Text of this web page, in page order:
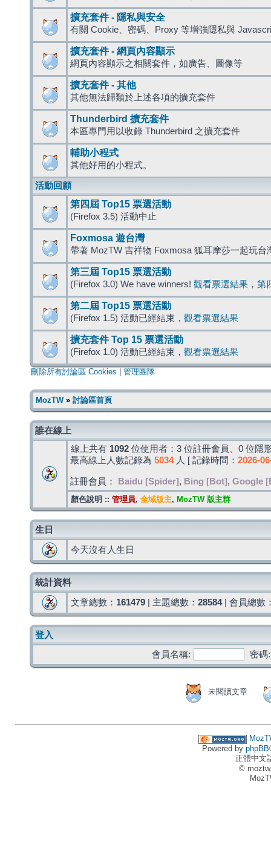
擴充套件 - 隱私與安全
有關 Cookie、密碼、Proxy 等增強隱私與
擴充套件 - 網頁內容顯示
網頁內容顯示之相關套件，如廣告、圖像等
擴充套件 - 其他
其他無法歸類於上述各項的擴充套件
Thunderbird 擴充套件
本區專門用以收錄 Thunderbird 之擴充套件
輔助小程式
其他好用的小程式。
活動回顧
第四屆 Top15 票選活動
(Firefox 3.5) 活動中止
Foxmosa 遊台灣
帶著 MozTW 吉祥物 Foxmosa 狐耳摩莎一起玩台
第三屆 Top15 票選活動
(Firefox 3.0) We have winners! 觀看票選結果 ， 第
第二屆 Top15 票選活動
(Firefox 1.5) 活動已經結束， 觀看票選結果
擴充套件 Top 15 票選活動
(Firefox 1.0) 活動已經結束， 觀看票選結果
刪除所有討論區 Cookies 管理團隊
MozTW» 討論區首頁
誰在線上
線上共有 1092 位使用者：3 位註冊會員、0 位隱
最高線上人數記錄為 5034人 [ 記錄時間： 2026-
註冊會員： Baidu [Spider] , Bing [Bot] , Google
顏色說明 :: 管理員, 全域版主, MozTW 版主群
生日
今天沒有人生日
統計資料
文章總數： 161479 | 主題總數： 28584| 會員總數
登入
會員名稱:
密碼:
未閱讀文章
Powered by phpBB
正體中文
©